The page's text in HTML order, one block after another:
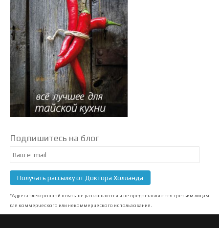
Подпишитесь на блог
Получать рассылку от Доктора Холланда
*Адреса электронной почты не разглашаются и не предоставляются третьим лицам
для коммерческого или некоммерческого использования.